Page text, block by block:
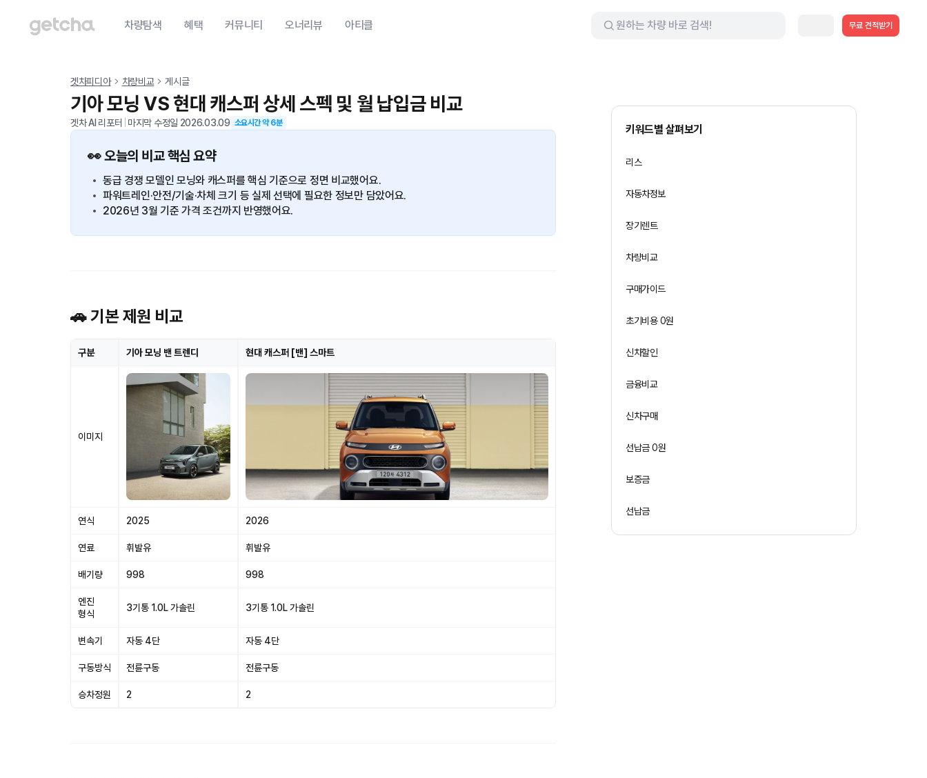
차량탐색 혜택 커뮤니티 오너리뷰 아티클 무료 견적받기
겟차피디아 차량비교 게시글
기아 모닝 VS 현대 캐스퍼 상세 스펙 및 월 납입금 비교
겟차 AI 리포터 마지막 수정일 2026.03.09 소요시간 약6분
👀 오늘의 비교 핵심 요약
동급 경쟁 모델인 모닝와 캐스퍼를 핵심 기준으로 정면 비교했어요.
파워트레인·안전/기술·차체 크기 등 실제 선택에 필요한 정보만 담았어요.
2026년 3월 기준 가격 조건까지 반영했어요.
🚗 기본 제원 비교
구분 기아 모닝 밴 트렌디 현대 캐스퍼 [밴] 스마트
이미지
연식 2025 2026
연료 휘발유 휘발유
배기량 998 998
엔진
형식
3기통 1.0L 가솔린 3기통 1.0L 가솔린
변속기 자동 4단 자동 4단
구동방식 전륜구동 전륜구동
승차정원 2 2
키워드별 살펴보기
리스
자동차정보
장기렌트
차량비교
구매가이드
초기비용 0원
신차할인
금융비교
신차구매
선납금 0원
보증금
선납금